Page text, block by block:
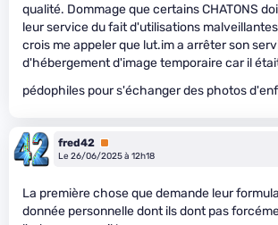
qualité. Dommage que certains CHATONS
leur service du fait d'utilisations
crois me appeler que lut.im a arrêter son
d'hébergement d'image temporaire car il
pédophiles pour s'échanger des photos
fred42 Premium
Le 26/06/2025 à 12h18
La première chose que demande leur
donnée personnelle dont ils dont pas